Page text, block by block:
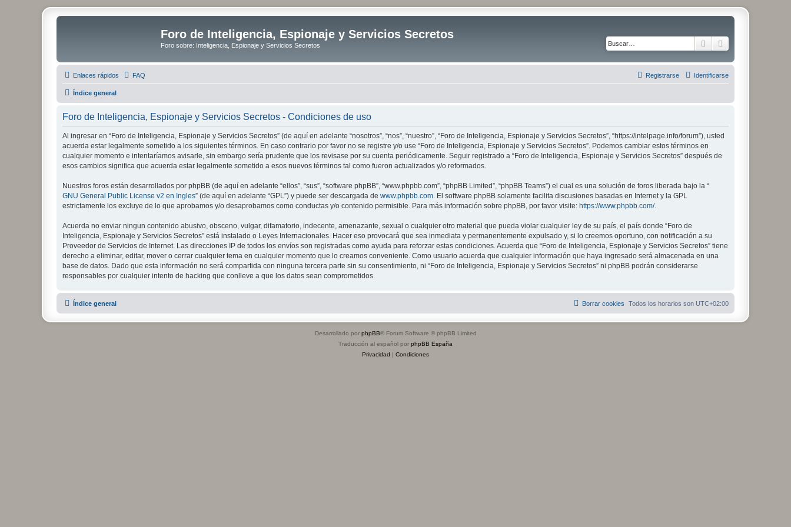
Foro de Inteligencia, Espionaje y Servicios Secretos
Foro sobre: Inteligencia, Espionaje y Servicios Secretos Buscar
Enlaces rápidos FAQ Identificarse
Registrarse
Índice general
Foro de Inteligencia, Espionaje y Servicios Secretos - Condiciones de uso
Al ingresar en “Foro de Inteligencia, Espionaje y Servicios Secretos” (de aquí en adelante “nosotros”, “nos”, “nuestro”, “Foro de Inteligencia, Espionaje y Servicios Secretos”, “https://intelpage.info/forum”), usted
acuerda estar legalmente sometido a los siguientes términos. En caso contrario por favor no se registre y/o use “Foro de Inteligencia, Espionaje y Servicios Secretos”. Podemos cambiar estos términos en
cualquier momento e intentaríamos avisarle, sin embargo sería prudente que los revisase por su cuenta periódicamente. Seguir registrado a “Foro de Inteligencia, Espionaje y Servicios Secretos” después de
esos cambios significa que acuerda estar legalmente sometido a esos nuevos términos tal como fueron actualizados y/o reformados.
Nuestros foros están desarrollados por phpBB (de aquí en adelante “ellos”, “sus”, “software phpBB”, “www.phpbb.com”, “phpBB Limited”, “phpBB Teams”) el cual es una solución de foros liberada bajo la “
GNU General Public License v2 en Ingles” (de aquí en adelante “GPL”) y puede ser descargada de www.phpbb.com . El software phpBB solamente facilita discusiones basadas en Internet y la GPL
estrictamente los excluye de lo que aprobamos y/o desaprobamos como conductas y/o contenido permisible. Para más información sobre phpBB, por favor visite: https://www.phpbb.com/.
Acuerda no enviar ningun contenido abusivo, obsceno, vulgar, difamatorio, indecente, amenazante, sexual o cualquier otro material que pueda violar cualquier ley de su país, el país donde “Foro de
Inteligencia, Espionaje y Servicios Secretos” está instalado o Leyes Internacionales. Hacer eso provocará que sea inmediata y permanentemente expulsado y, si lo creemos oportuno, con notificación a su
Proveedor de Servicios de Internet. Las direcciones IP de todos los envíos son registradas como ayuda para reforzar estas condiciones. Acuerda que “Foro de Inteligencia, Espionaje y Servicios Secretos” tiene
derecho a eliminar, editar, mover o cerrar cualquier tema en cualquier momento que lo creamos conveniente. Como usuario acuerda que cualquier información que haya ingresado será almacenada en una
base de datos. Dado que esta información no será compartida con ninguna tercera parte sin su consentimiento, ni “Foro de Inteligencia, Espionaje y Servicios Secretos” ni phpBB podrán considerarse
responsables por cualquier intento de hacking que conlleve a que los datos sean comprometidos.
Índice general Todos los horarios son UTC+02:00
Borrar cookies
Desarrollado por phpBB® Forum Software © phpBB Limited
Traducción al español por phpBB España
Privacidad | Condiciones